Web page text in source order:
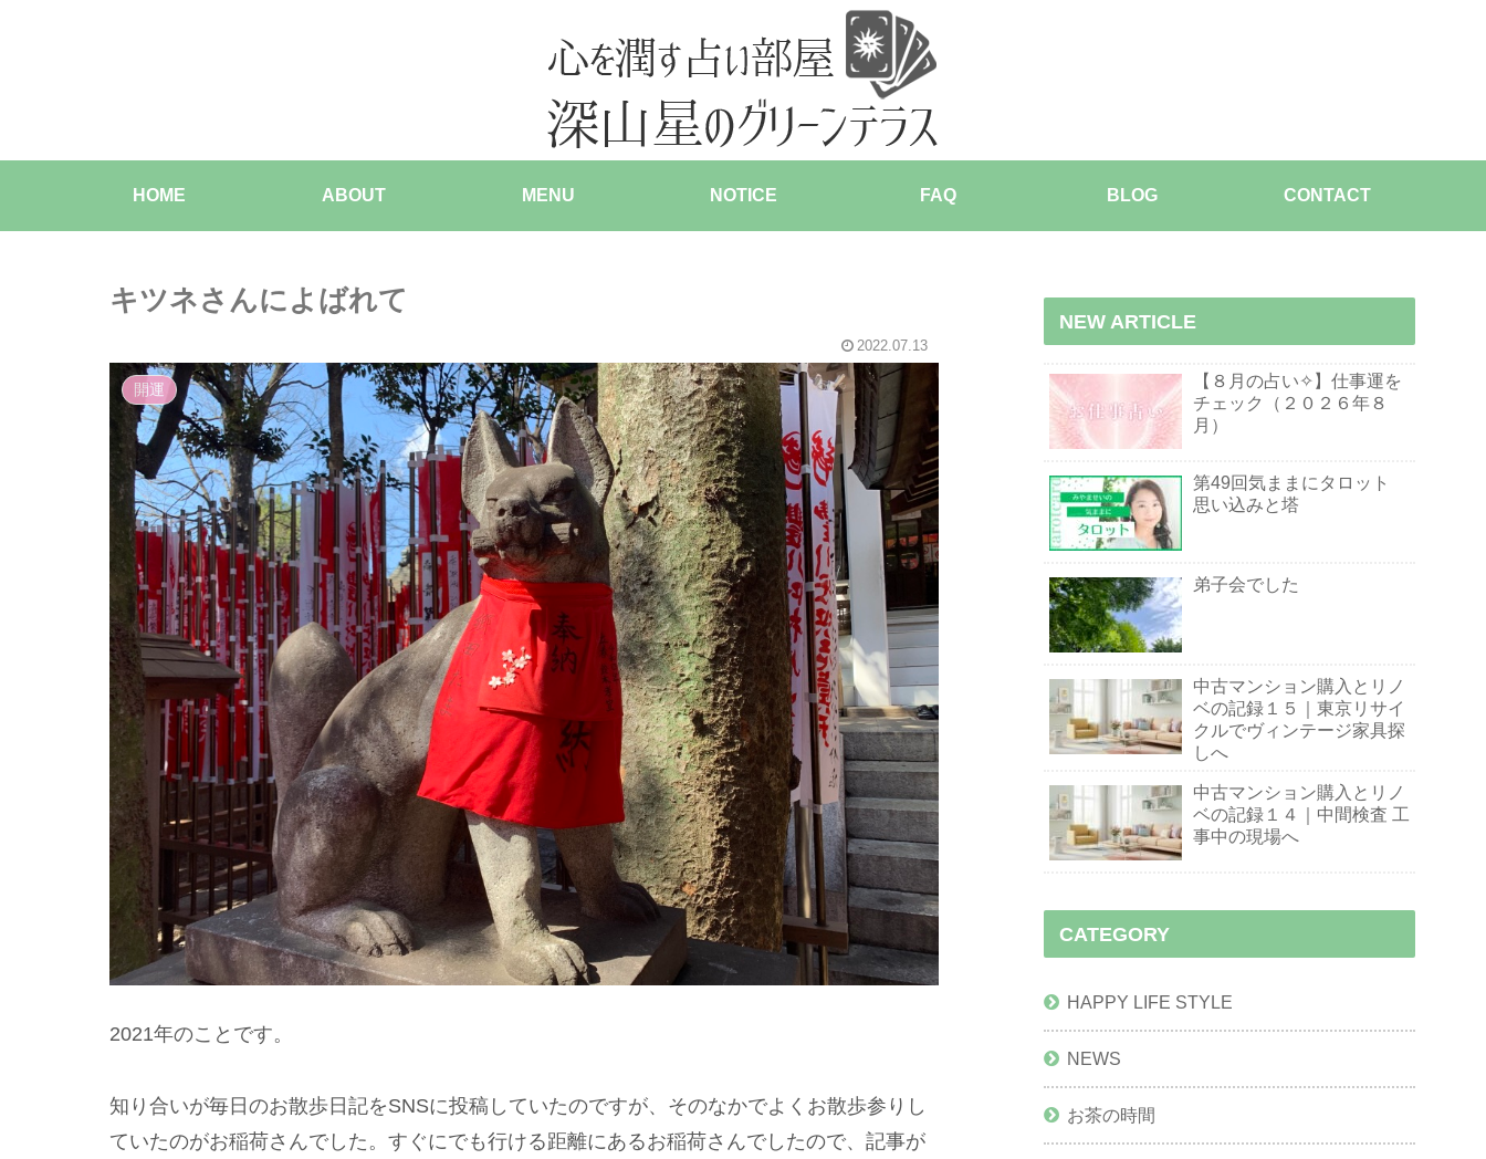
HOME ABOUT MENU NOTICE FAQ BLOG CONTACT
キツネさんによばれて
2022.07.13
開運
2021年のことです。
知り合いが毎日のお散歩日記をSNSに投稿していたのですが、そのなかでよくお散歩参りし
ていたのがお稲荷さんでした。すぐにでも行ける距離にあるお稲荷さんでしたので、記事が
NEW ARTICLE
【８月の占い✧】仕事運を
チェック（２０２６年８
月）
第49回気ままにタロット
思い込みと塔
弟子会でした
中古マンション購入とリノ
ベの記録１５｜東京リサイ
クルでヴィンテージ家具探
しへ
中古マンション購入とリノ
ベの記録１４｜中間検査 工
事中の現場へ
CATEGORY
HAPPY LIFE STYLE
NEWS
お茶の時間